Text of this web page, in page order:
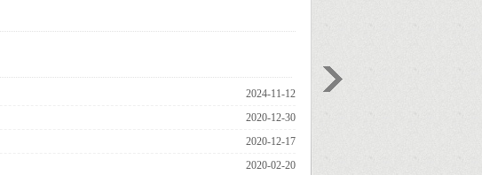
2024-11-12
2020-12-30
2020-12-17
2020-02-20